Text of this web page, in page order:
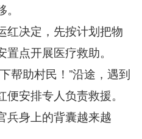
决定，先按计划把物
点开展医疗救助。
助村民！”沿途，遇到
安排专人负责救援。
兵身上的背囊越来越